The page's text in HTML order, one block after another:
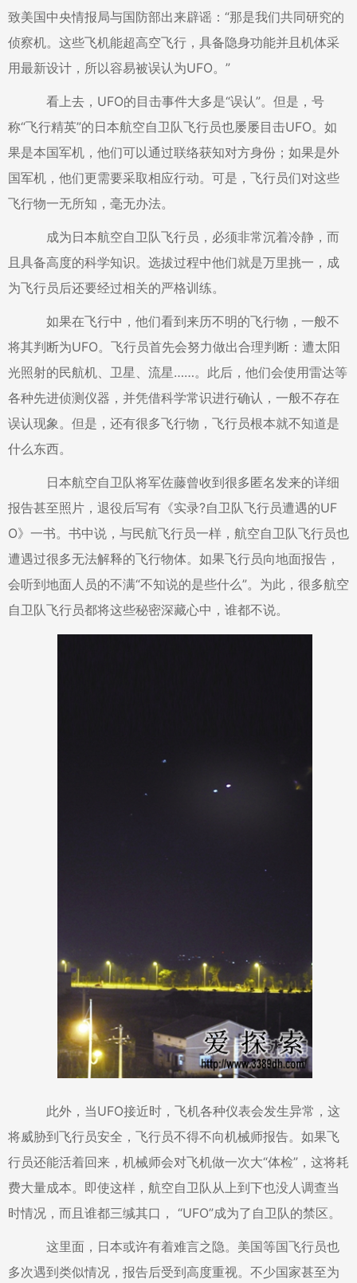
致美国中央情报局与国防部出来辟谣：“那是我们共同研究的
侦察机。这些飞机能超高空飞行，具备隐身功能并且机体采
用最新设计，所以容易被误认为UFO。”
看上去，UFO的目击事件大多是“误认”。但是，号
称“飞行精英”的日本航空自卫队飞行员也屡屡目击UFO。如
果是本国军机，他们可以通过联络获知对方身份；如果是外
国军机，他们更需要采取相应行动。可是，飞行员们对这些
飞行物一无所知，毫无办法。
成为日本航空自卫队飞行员，必须非常沉着冷静，而
且具备高度的科学知识。选拔过程中他们就是万里挑一，成
为飞行员后还要经过相关的严格训练。
如果在飞行中，他们看到来历不明的飞行物，一般不
将其判断为UFO。飞行员首先会努力做出合理判断：遭太阳
光照射的民航机、卫星、流星……。此后，他们会使用雷达等
各种先进侦测仪器，并凭借科学常识进行确认，一般不存在
误认现象。但是，还有很多飞行物，飞行员根本就不知道是
什么东西。
日本航空自卫队将军佐藤曾收到很多匿名发来的详细
报告甚至照片，退役后写有《实录?自卫队飞行员遭遇的UF
O》一书。书中说，与民航飞行员一样，航空自卫队飞行员也
遭遇过很多无法解释的飞行物体。如果飞行员向地面报告，
会听到地面人员的不满“不知说的是些什么”。为此，很多航空
自卫队飞行员都将这些秘密深藏心中，谁都不说。
此外，当UFO接近时，飞机各种仪表会发生异常，这
将威胁到飞行员安全，飞行员不得不向机械师报告。如果飞
行员还能活着回来，机械师会对飞机做一次大“体检”，这将耗
费大量成本。即使这样，航空自卫队从上到下也没人调查当
时情况，而且谁都三缄其口， “UFO”成为了自卫队的禁区。
这里面，日本或许有着难言之隐。美国等国飞行员也
多次遇到类似情况，报告后受到高度重视。不少国家甚至为